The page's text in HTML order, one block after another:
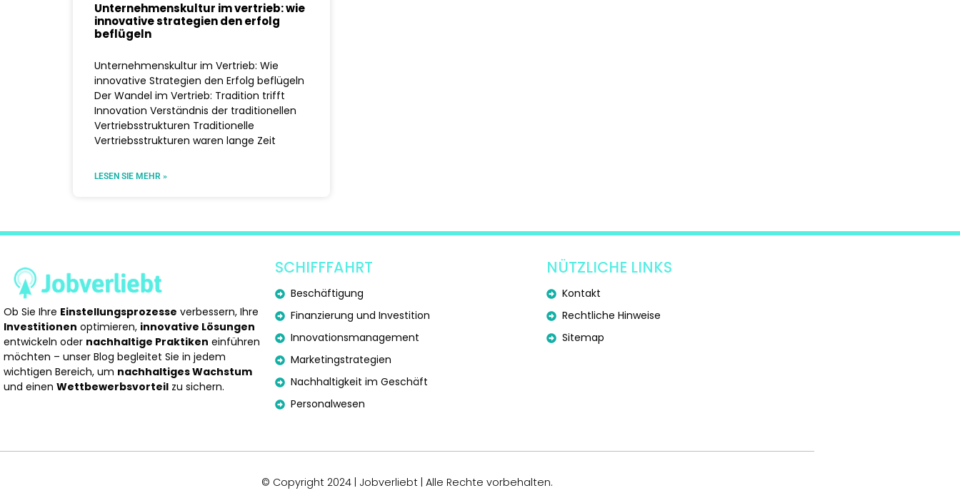
Unternehmenskultur im vertrieb: wie
innovative strategien den erfolg
beflügeln
Unternehmenskultur im Vertrieb: Wie
innovative Strategien den Erfolg beflügeln
Der Wandel im Vertrieb: Tradition trifft
Innovation Verständnis der traditionellen
Vertriebsstrukturen Traditionelle
Vertriebsstrukturen waren lange Zeit
LESEN SIE MEHR »
Ob Sie Ihre Einstellungsprozesse verbessern, Ihre
Investitionen optimieren, innovative Lösungen
entwickeln oder nachhaltige Praktiken einführen
möchten – unser Blog begleitet Sie in jedem
wichtigen Bereich, um nachhaltiges Wachstum
und einen Wettbewerbsvorteil zu sichern.
SCHIFFFAHRT
Beschäftigung
Finanzierung und Investition
Innovationsmanagement
Marketingstrategien
Nachhaltigkeit im Geschäft
Personalwesen
NÜTZLICHE LINKS
Kontakt
Rechtliche Hinweise
Sitemap
© Copyright 2024 | Jobverliebt | Alle Rechte vorbehalten.